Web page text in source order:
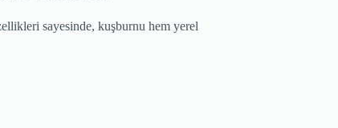
sayesinde, kuşburnu hem yerel